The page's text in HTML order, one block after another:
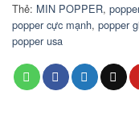
Thẻ: MIN POPPER, popper
popper cực mạnh, popper
popper usa